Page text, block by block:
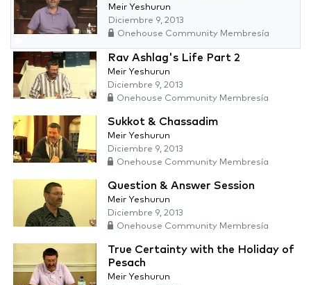
Meir Yeshurun
Diciembre 9, 2013
Onehouse Community Membresía
Rav Ashlag's Life Part 2
Meir Yeshurun
Diciembre 9, 2013
Onehouse Community Membresía
Sukkot & Chassadim
Meir Yeshurun
Diciembre 9, 2013
Onehouse Community Membresía
Question & Answer Session
Meir Yeshurun
Diciembre 9, 2013
Onehouse Community Membresía
True Certainty with the Holiday of
Pesach
Meir Yeshurun